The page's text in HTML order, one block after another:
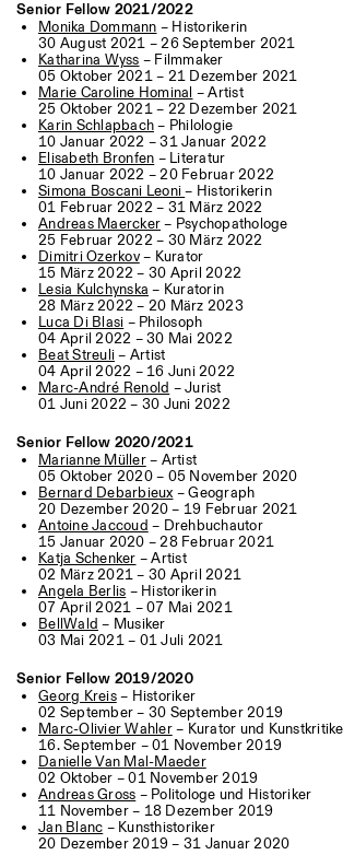
Senior Fellow 2021/2022
Monika Dommann – Historikerin
30 August 2021 – 26 September 2021
Katharina Wyss – Filmmaker
05 Oktober 2021 – 21 Dezember 2021
Marie Caroline Hominal – Artist
25 Oktober 2021 – 22 Dezember 2021
Karin Schlapbach– Philologie
10 Januar 2022 – 31 Januar 2022
Elisabeth Bronfen – Literatur
10 Januar 2022 – 20 Februar 2022
Simona Boscani Leoni– Historikerin
01 Februar 2022 – 31 März 2022
Andreas Maercker– Psychopathologe
25 Februar 2022 – 30 März 2022
Dimitri Ozerkov– Kurator
15 März 2022 – 30 April 2022
Lesia Kulchynska – Kuratorin
28 März 2022 – 20 März 2023
Luca Di Blasi – Philosoph
04 April 2022 – 30 Mai 2022
Beat Streuli– Artist
04 April 2022 – 16 Juni 2022
Marc-André Renold – Jurist
01 Juni 2022 – 30 Juni 2022
Senior Fellow 2020/2021
Marianne Müller– Artist
05 Oktober 2020 – 05 November 2020
Bernard Debarbieux – Geograph
20 Dezember 2020 – 19 Februar 2021
Antoine Jaccoud – Drehbuchautor
15 Januar 2020 – 28 Februar 2021
Katja Schenker – Artist
02 März 2021 – 30 April 2021
Angela Berlis – Historikerin
07 April 2021 – 07 Mai 2021
BellWald – Musiker
03 Mai 2021 – 01 Juli 2021
Senior Fellow 2019/2020
Georg Kreis– Historiker
02 September – 30 September 2019
Marc-Olivier Wahler– Kurator und
16. September – 01 November 2019
Danielle Van Mal-Maeder
02 Oktober – 01 November 2019
Andreas Gross – Politologe und Historiker
11 November – 18 Dezember 2019
Jan Blanc – Kunsthistoriker
20 Dezember 2019 – 31 Januar 2020